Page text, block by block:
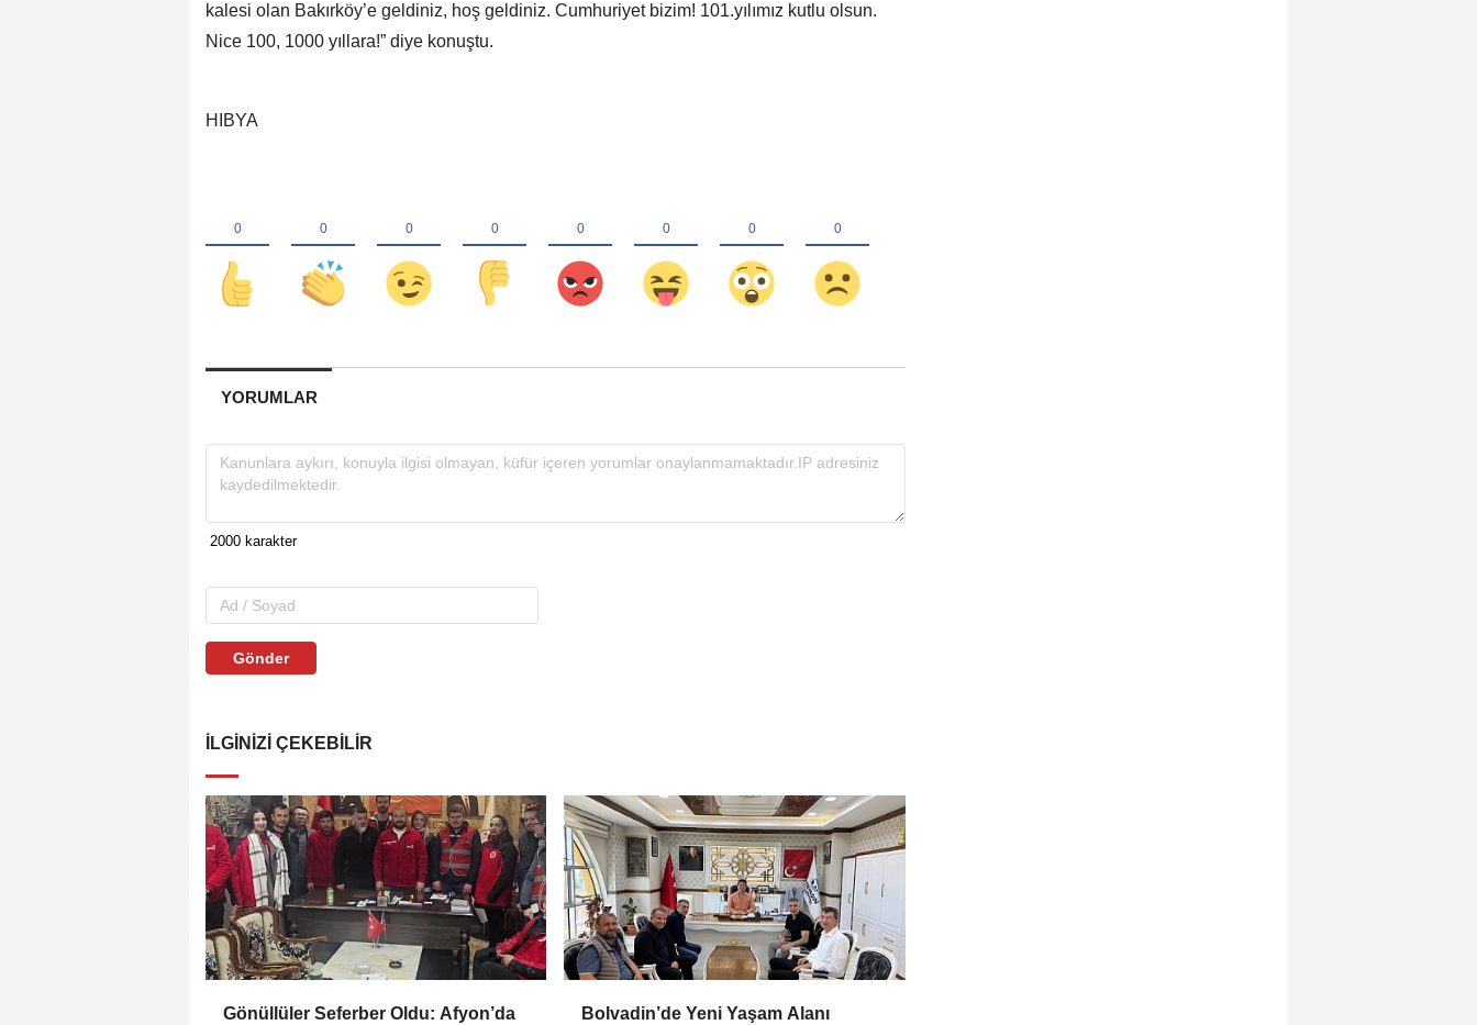
kalesi olan Bakırköy’e geldiniz, hoş geldiniz. Cumhuriyet bizim! 101.yılımız kutlu olsun.
Nice 100, 1000 yıllara!” diye konuştu.
HIBYA
YORUMLAR
Gönder
İLGINIZI ÇEKEBILIR
Gönüllüler Seferber Oldu: Afyon’da
Bolvadin’de Yeni Yaşam Alanı